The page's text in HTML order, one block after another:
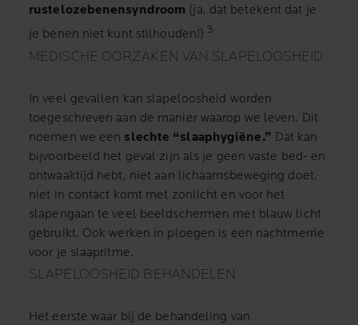
rustelozebenensyndroom (ja, dat betekent dat je
je benen niet kunt stilhouden!) 3
MEDISCHE OORZAKEN VAN SLAPELOOSHEID
In veel gevallen kan slapeloosheid worden
toegeschreven aan de manier waarop we leven. Dit
noemen we een slechte “slaaphygiëne.” Dat kan
bijvoorbeeld het geval zijn als je geen vaste bed- en
ontwaaktijd hebt, niet aan lichaamsbeweging doet,
niet in contact komt met zonlicht en voor het
slapengaan te veel beeldschermen met blauw licht
gebruikt. Ook werken in ploegen is een nachtmerrie
voor je slaapritme.
SLAPELOOSHEID BEHANDELEN
Het eerste waar bij de behandeling van